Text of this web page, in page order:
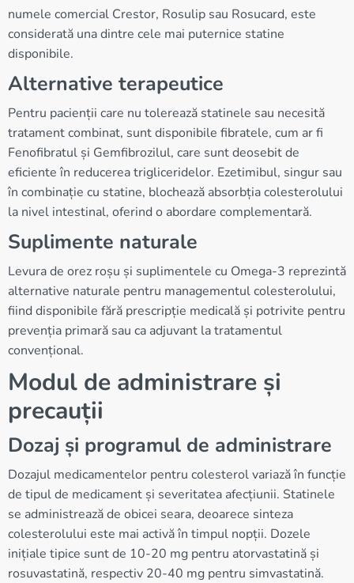
numele comercial Crestor, Rosulip sau Rosucard, este
considerată una dintre cele mai puternice statine
disponibile.
Alternative terapeutice
Pentru pacienții care nu tolerează statinele sau necesită
tratament combinat, sunt disponibile fibratele, cum ar fi
Fenofibratul și Gemfibrozilul, care sunt deosebit de
eficiente în reducerea trigliceridelor. Ezetimibul, singur sau
în combinație cu statine, blochează absorbția colesterolului
la nivel intestinal, oferind o abordare complementară.
Suplimente naturale
Levura de orez roșu și suplimentele cu Omega-3 reprezintă
alternative naturale pentru managementul colesterolului,
fiind disponibile fără prescripție medicală și potrivite pentru
prevenția primară sau ca adjuvant la tratamentul
convențional.
Modul de administrare și
precauții
Dozaj și programul de administrare
Dozajul medicamentelor pentru colesterol variază în funcție
de tipul de medicament și severitatea afecțiunii. Statinele
se administrează de obicei seara, deoarece sinteza
colesterolului este mai activă în timpul nopții. Dozele
inițiale tipice sunt de 10-20 mg pentru atorvastatină și
rosuvastatină, respectiv 20-40 mg pentru simvastatină.